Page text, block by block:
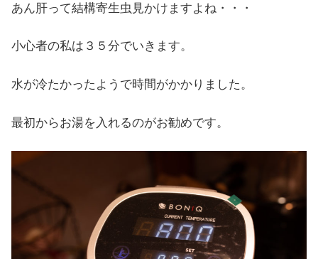
あん肝って結構寄生虫見かけますよね・・・
小心者の私は３５分でいきます。
水が冷たかったようで時間がかかりました。
最初からお湯を入れるのがお勧めです。